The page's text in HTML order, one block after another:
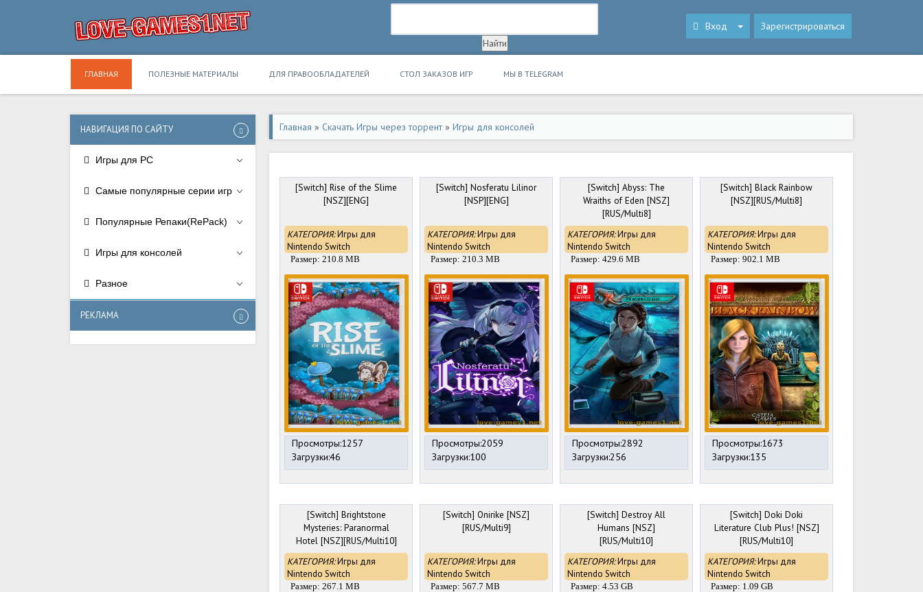
Вход Зарегистрироваться
ГЛАВНАЯ ПОЛЕЗНЫЕ МАТЕРИАЛЫ ДЛЯ ПРАВООБЛАДАТЕЛЕЙ СТОЛ ЗАКАЗОВ ИГР МЫ В TELEGRAM
НАВИГАЦИЯ ПО САЙТУ
Игры для PC
Самые популярные серии игр
Популярные Репаки(RePack)
Игры для консолей
Разное
РЕКЛАМА
Главная » Скачать Игры через торрент» Игры для консолей
[Switch] Rise of the Slime
[NSZ][ENG]
КАТЕГОРИЯ:Игры для
Nintendo Switch
Размер: 210.8 MB
Просмотры:1257
Загрузки:46
[Switch] Nosferatu Lilinor
[NSP][ENG]
КАТЕГОРИЯ:Игры для
Nintendo Switch
Размер: 210.3 MB
Просмотры:2059
Загрузки:100
[Switch] Abyss: The
Wraiths of Eden [NSZ]
[RUS/Multi8]
КАТЕГОРИЯ:Игры для
Nintendo Switch
Размер: 429.6 MB
Просмотры:2892
Загрузки:256
[Switch] Black Rainbow
[NSZ][RUS/Multi8]
КАТЕГОРИЯ:Игры для
Nintendo Switch
Размер: 902.1 MB
Просмотры:1673
Загрузки:135
[Switch] Brightstone
Mysteries: Paranormal
Hotel [NSZ][RUS/Multi10]
КАТЕГОРИЯ:Игры для
Nintendo Switch
Размер: 267.1 MB
[Switch] Onirike [NSZ]
[RUS/Multi9]
КАТЕГОРИЯ:Игры для
Nintendo Switch
Размер: 567.7 MB
[Switch] Destroy All
Humans [NSZ]
[RUS/Multi10]
КАТЕГОРИЯ:Игры для
Nintendo Switch
Размер: 4.53 GB
[Switch] Doki Doki
Literature Club Plus! [NSZ]
[RUS/Multi10]
КАТЕГОРИЯ:Игры для
Nintendo Switch
Размер: 1.09 GB